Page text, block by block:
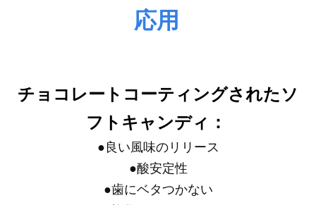
応用
チョコレートコーティングされたソ
フトキャンディ：
● 良い風味のリリース
●酸安定性
●歯にベタつかない